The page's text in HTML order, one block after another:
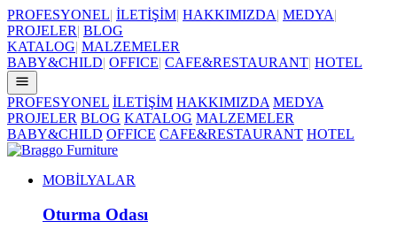
PROFESYONEL| İLETİŞİM| HAKKIMIZDA| MEDYA|
PROJELER| BLOG
KATALOG| MALZEMELER
BABY&CHILD| OFFICE| CAFE&RESTAURANT| HOTEL
PROFESYONEL İLETİŞİM HAKKIMIZDA MEDYA
PROJELER BLOG KATALOG MALZEMELER
BABY&CHILD OFFICE CAFE&RESTAURANT HOTEL
MOBİLYALAR
Oturma Odası